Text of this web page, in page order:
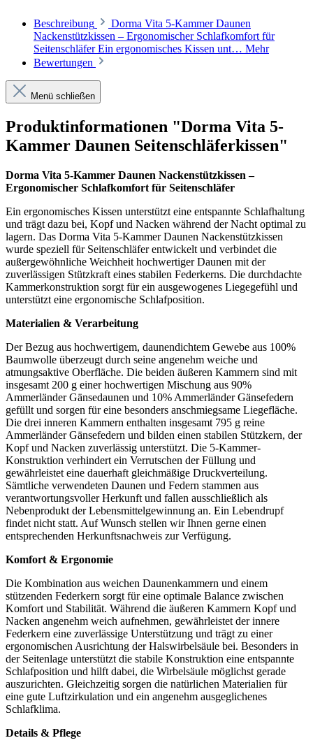
Beschreibung
Dorma Vita 5-Kammer Daunen
Nackenstützkissen – Ergonomischer Schlafkomfort für
Seitenschläfer Ein ergonomisches Kissen unt… Mehr
Bewertungen
Menü schließen
Produktinformationen "Dorma Vita 5-
Kammer Daunen Seitenschläferkissen"
Dorma Vita 5-Kammer Daunen Nackenstützkissen –
Ergonomischer Schlafkomfort für Seitenschläfer
Ein ergonomisches Kissen unterstützt eine entspannte Schlafhaltung
und trägt dazu bei, Kopf und Nacken während der Nacht optimal zu
lagern. Das Dorma Vita 5-Kammer Daunen Nackenstützkissen
wurde speziell für Seitenschläfer entwickelt und verbindet die
außergewöhnliche Weichheit hochwertiger Daunen mit der
zuverlässigen Stützkraft eines stabilen Federkerns. Die durchdachte
Kammerkonstruktion sorgt für ein ausgewogenes Liegegefühl und
unterstützt eine ergonomische Schlafposition.
Materialien & Verarbeitung
Der Bezug aus hochwertigem, daunendichtem Gewebe aus 100%
Baumwolle überzeugt durch seine angenehm weiche und
atmungsaktive Oberfläche. Die beiden äußeren Kammern sind mit
insgesamt 200 g einer hochwertigen Mischung aus 90%
Ammerländer Gänsedaunen und 10% Ammerländer Gänsefedern
gefüllt und sorgen für eine besonders anschmiegsame Liegefläche.
Die drei inneren Kammern enthalten insgesamt 795 g reine
Ammerländer Gänsefedern und bilden einen stabilen Stützkern, der
Kopf und Nacken zuverlässig unterstützt. Die 5-Kammer-
Konstruktion verhindert ein Verrutschen der Füllung und
gewährleistet eine dauerhaft gleichmäßige Druckverteilung.
Sämtliche verwendeten Daunen und Federn stammen aus
verantwortungsvoller Herkunft und fallen ausschließlich als
Nebenprodukt der Lebensmittelgewinnung an. Ein Lebendrupf
findet nicht statt. Auf Wunsch stellen wir Ihnen gerne einen
entsprechenden Herkunftsnachweis zur Verfügung.
Komfort & Ergonomie
Die Kombination aus weichen Daunenkammern und einem
stützenden Federkern sorgt für eine optimale Balance zwischen
Komfort und Stabilität. Während die äußeren Kammern Kopf und
Nacken angenehm weich aufnehmen, gewährleistet der innere
Federkern eine zuverlässige Unterstützung und trägt zu einer
ergonomischen Ausrichtung der Halswirbelsäule bei. Besonders in
der Seitenlage unterstützt die stabile Konstruktion eine entspannte
Schlafposition und hilft dabei, die Wirbelsäule möglichst gerade
auszurichten. Gleichzeitig sorgen die natürlichen Materialien für
eine gute Luftzirkulation und ein angenehm ausgeglichenes
Schlafklima.
Details & Pflege